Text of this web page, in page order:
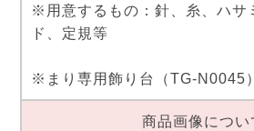
※用意するもの：針、糸、ハサ
ド、定規等
※まり専用飾り台（TG-N0045
商品画像につい